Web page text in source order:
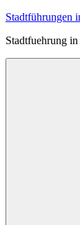
Zum
springen
Stadtführungen
Stadtfuehrung